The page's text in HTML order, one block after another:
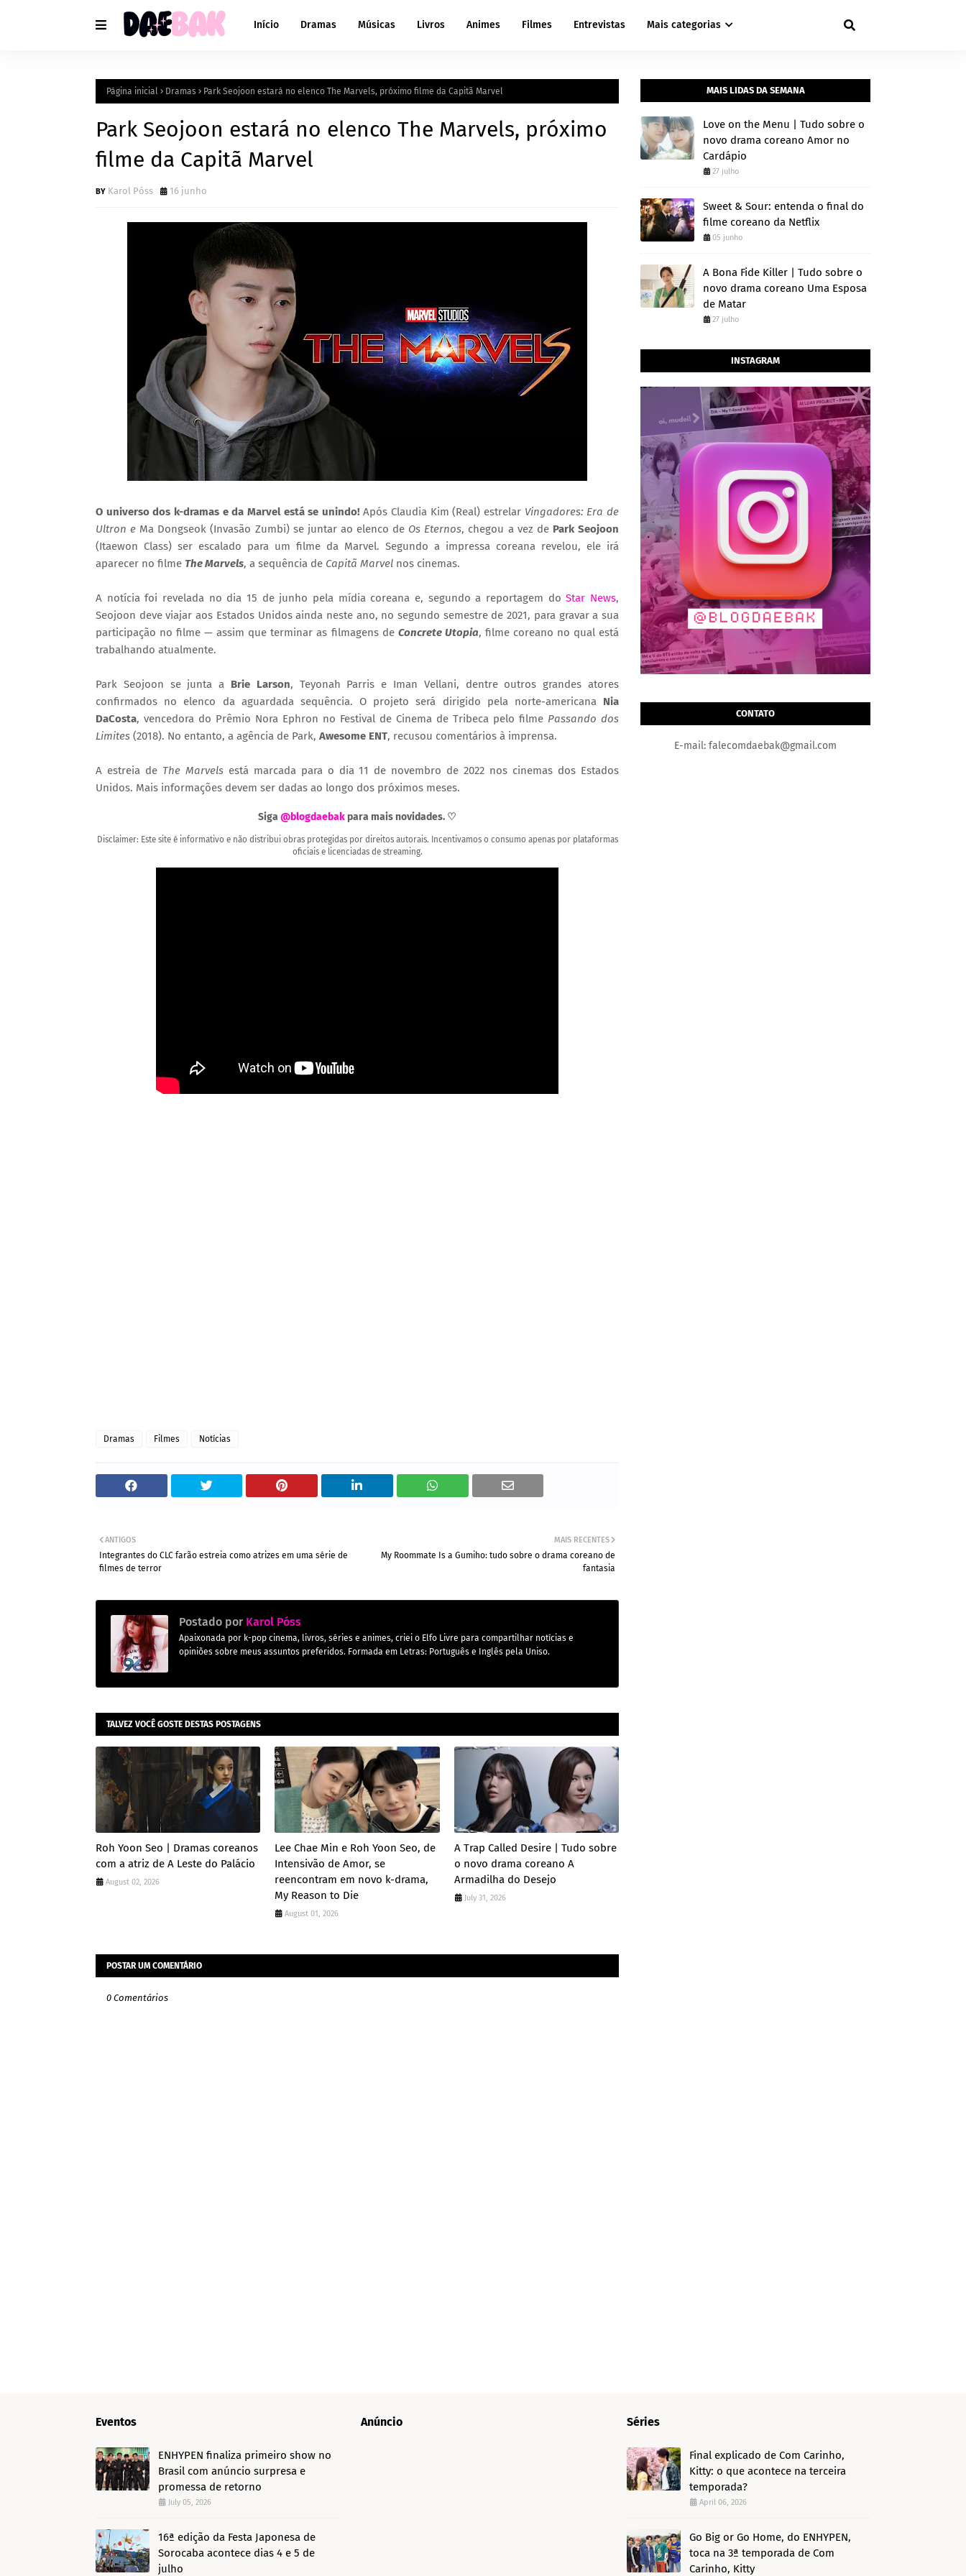
Início Dramas Músicas Livros Animes Filmes Entrevistas Mais categorias
Página inicial Dramas Park Seojoon estará no elenco The Marvels, próximo filme da Capitã Marvel
Park Seojoon estará no elenco The Marvels, próximo
filme da Capitã Marvel
Karol Póss 16 junho
O universo dos k-dramas e da Marvel está se unindo!Após Claudia Kim (Real) estrelar Vingadores: Era de
Ultron e Ma Dongseok (Invasão Zumbi) se juntar ao elenco de Os Eternos, chegou a vez de Park Seojoon
(Itaewon Class) ser escalado para um filme da Marvel. Segundo a impressa coreana revelou, ele irá
aparecer no filme The Marvels, a sequência de Capitã Marvel nos cinemas.
A notícia foi revelada no dia 15 de junho pela mídia coreana e, segundo a reportagem doStar News,
Seojoon deve viajar aos Estados Unidos ainda neste ano, no segundo semestre de 2021, para gravar a sua
participação no filme— assim que terminar as filmagens de Concrete Utopia, filme coreano no qual está
trabalhando atualmente.
Park Seojoon se junta a Brie Larson, Teyonah Parris e Iman Vellani, dentre outros grandes atores
confirmados no elenco da aguardada sequência. O projeto será dirigido pela norte-americana Nia
DaCosta, vencedora do Prêmio Nora Ephron no Festival de Cinema de Tribeca pelo filme Passando dos
Limites (2018). No entanto, a agência de Park, Awesome ENT, recusou comentários à imprensa.
A estreia deThe Marvelsestá marcada para o dia 11 de novembro de 2022 nos cinemas dos Estados
Unidos. Mais informações devem ser dadas ao longo dos próximos meses.
Siga @blogdaebak para mais novidades. ♡
Disclaimer: Este site é informativo e não distribui obras protegidas por direitos autorais. Incentivamos o consumo apenas por plataformas
oficiais e licenciadas de streaming.
Dramas Filmes Notícias
MAIS RECENTES
My Roommate Is a Gumiho: tudo sobre o drama coreano de
fantasia
ANTIGOS
Integrantes do CLC farão estreia como atrizes em uma série de
filmes de terror
Postado por Karol Póss
Apaixonada por k-pop cinema, livros, séries e animes, criei o Elfo Livre para compartilhar notícias e
opiniões sobre meus assuntos preferidos. Formada em Letras: Português e Inglês pela Uniso.
TALVEZ VOCÊ GOSTE DESTAS POSTAGENS
Roh Yoon Seo | Dramas coreanos
com a atriz de A Leste do Palácio
August 02, 2026
Lee Chae Min e Roh Yoon Seo, de
Intensivão de Amor, se
reencontram em novo k-drama,
My Reason to Die
August 01, 2026
A Trap Called Desire | Tudo sobre
o novo drama coreano A
Armadilha do Desejo
July 31, 2026
POSTAR UM COMENTÁRIO
0 Comentários
MAIS LIDAS DA SEMANA
Love on the Menu | Tudo sobre o
novo drama coreano Amor no
Cardápio
27 julho
Sweet & Sour: entenda o final do
filme coreano da Netflix
05 junho
A Bona Fide Killer | Tudo sobre o
novo drama coreano Uma Esposa
de Matar
27 julho
INSTAGRAM
CONTATO
E-mail: falecomdaebak@gmail.com
Eventos
ENHYPEN finaliza primeiro show no
Brasil com anúncio surpresa e
promessa de retorno
July 05, 2026
16ª edição da Festa Japonesa de
Sorocaba acontece dias 4 e 5 de
julho
Anúncio Séries
Final explicado de Com Carinho,
Kitty: o que acontece na terceira
temporada?
April 06, 2026
Go Big or Go Home, do ENHYPEN,
toca na 3ª temporada de Com
Carinho, Kitty